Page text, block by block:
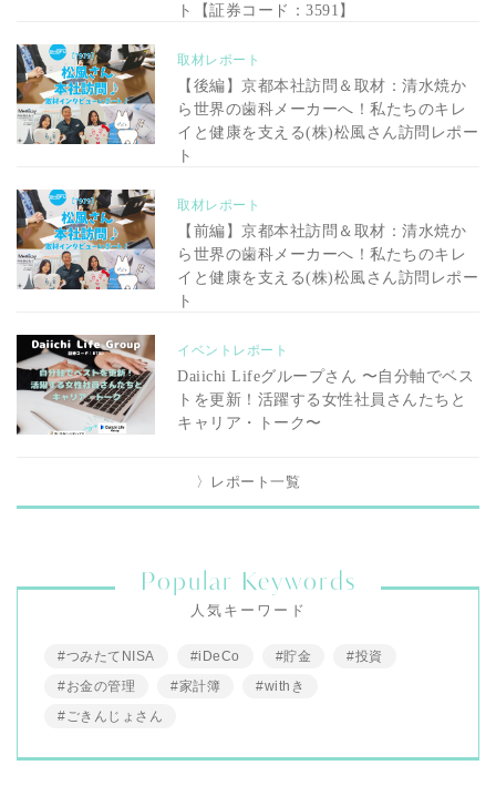
ト【証券コード：3591】
取材レポート
【後編】京都本社訪問＆取材：清水焼か
ら世界の歯科メーカーへ！私たちのキレ
イと健康を支える(株)松風さん訪問レポー
ト
取材レポート
【前編】京都本社訪問＆取材：清水焼か
ら世界の歯科メーカーへ！私たちのキレ
イと健康を支える(株)松風さん訪問レポー
ト
イベントレポート
Daiichi Lifeグループさん 〜自分軸でベス
トを更新！活躍する女性社員さんたちと
キャリア・トーク〜
〉レポート一覧
Popular Keywords
人気キーワード
#つみたてNISA #iDeCo #貯金
#投資
#お金の管理
#家計簿
#withき
#ごきんじょさん